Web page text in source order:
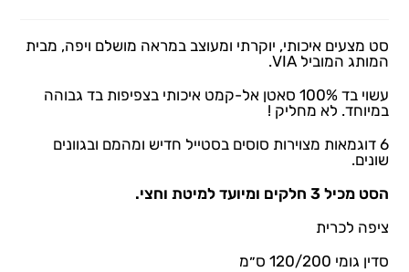
סט מצעים איכותי, יוקרתי ומעוצב במראה מושלם ויפה, מבית
המותג המוביל VIA.
עשוי בד 100% סאטן אל-קמט איכותי בצפיפות בד גבוהה
במיוחד. לא מחליק !
6 דוגמאות מצוירות סוסים בסטייל חדיש ומהמם ובגוונים
שונים.
הסט מכיל 3 חלקים ומיועד למיטת וחצי.
ציפה לכרית
סדין גומי 120/200 ס״מ